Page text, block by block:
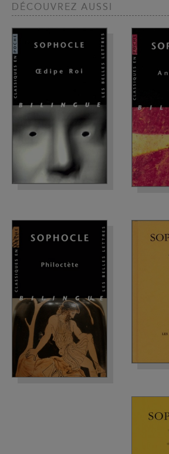
DÉCOUVREZ AUSSI